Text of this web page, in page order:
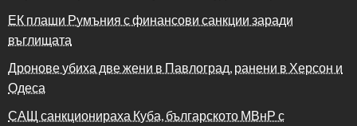
ЕК плаши Румъния с финансови санкции заради
въглищата
Дронове убиха две жени в Павлоград, ранени в Херсон и
Одеса
САЩ санкционираха Куба, българското МВнР с